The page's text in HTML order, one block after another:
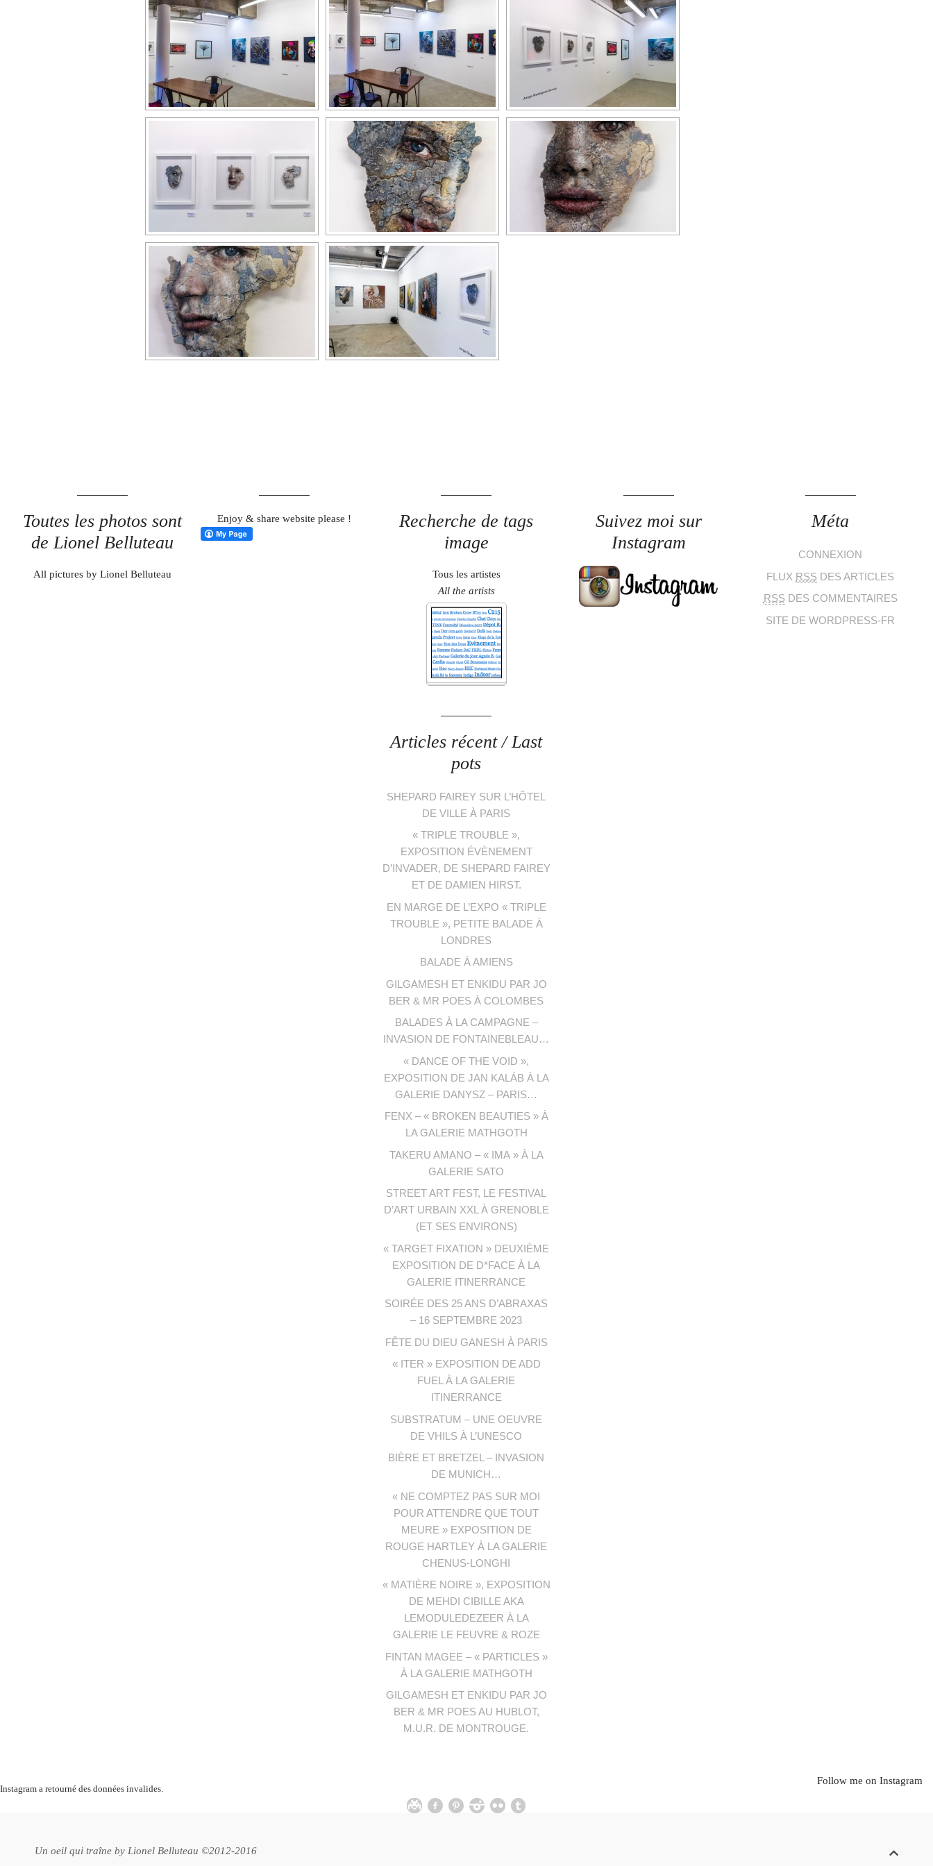
Toutes les photos sont
de Lionel Belluteau
All pictures by Lionel Belluteau
Enjoy & share website please !
Recherche de tags
image
Tous les artistes
All the artists
Suivez moi sur
Instagram
Méta
CONNEXION
FLUX RSS DES ARTICLES
RSS DES COMMENTAIRES
SITE DE WORDPRESS-FR
Articles récent / Last
pots
SHEPARD FAIREY SUR L’HÔTEL
DE VILLE À PARIS
« TRIPLE TROUBLE »,
EXPOSITION ÉVÈNEMENT
D’INVADER, DE SHEPARD FAIREY
ET DE DAMIEN HIRST.
EN MARGE DE L’EXPO « TRIPLE
TROUBLE », PETITE BALADE À
LONDRES
BALADE À AMIENS
GILGAMESH ET ENKIDU PAR JO
BER & MR POES À COLOMBES
BALADES À LA CAMPAGNE –
INVASION DE FONTAINEBLEAU…
« DANCE OF THE VOID »,
EXPOSITION DE JAN KALÁB À LA
GALERIE DANYSZ – PARIS…
FENX – « BROKEN BEAUTIES » À
LA GALERIE MATHGOTH
TAKERU AMANO – « IMA » À LA
GALERIE SATO
STREET ART FEST, LE FESTIVAL
D’ART URBAIN XXL À GRENOBLE
(ET SES ENVIRONS)
« TARGET FIXATION » DEUXIÈME
EXPOSITION DE D*FACE À LA
GALERIE ITINERRANCE
SOIRÉE DES 25 ANS D’ABRAXAS
– 16 SEPTEMBRE 2023
FÊTE DU DIEU GANESH À PARIS
« ITER » EXPOSITION DE ADD
FUEL À LA GALERIE
ITINERRANCE
SUBSTRATUM – UNE OEUVRE
DE VHILS À L’UNESCO
BIÈRE ET BRETZEL – INVASION
DE MUNICH…
« NE COMPTEZ PAS SUR MOI
POUR ATTENDRE QUE TOUT
MEURE » EXPOSITION DE
ROUGE HARTLEY À LA GALERIE
CHENUS-LONGHI
« MATIÈRE NOIRE », EXPOSITION
DE MEHDI CIBILLE AKA
LEMODULEDEZEER À LA
GALERIE LE FEUVRE & ROZE
FINTAN MAGEE – « PARTICLES »
À LA GALERIE MATHGOTH
GILGAMESH ET ENKIDU PAR JO
BER & MR POES AU HUBLOT,
M.U.R. DE MONTROUGE.
Instagram a retourné des données invalides.
Follow me on Instagram
Un oeil qui traîne by Lionel Belluteau ©2012-2016